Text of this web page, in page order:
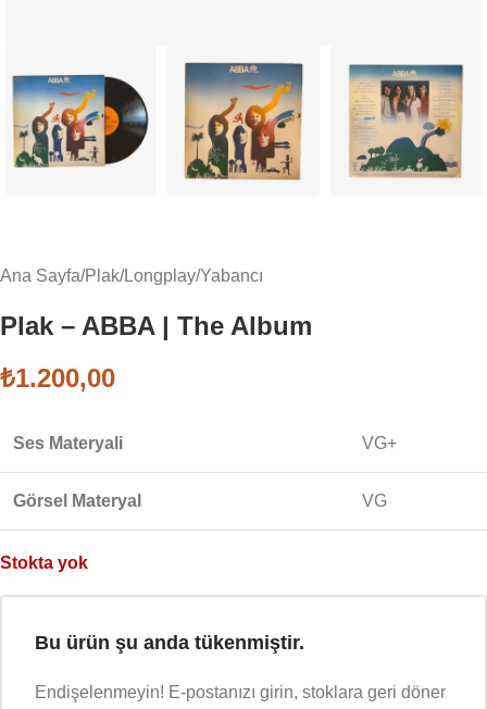
Ana Sayfa/Plak/Longplay/Yabancı
Plak – ABBA | The Album
₺1.200,00
Ses Materyali VG+
Görsel Materyal VG
Stokta yok
Bu ürün şu anda tükenmiştir.
Endişelenmeyin! E-postanızı girin, stoklara geri döner